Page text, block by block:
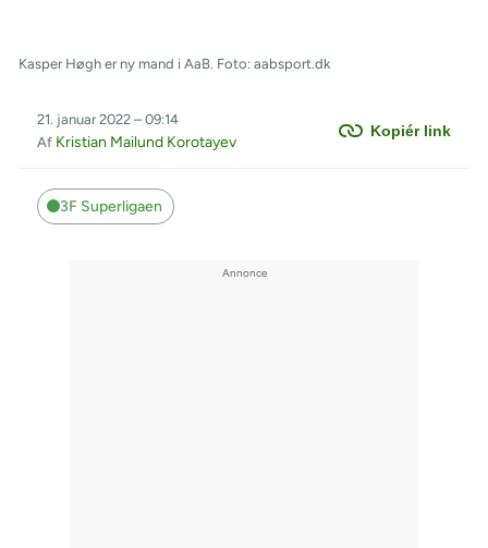
Kasper Høgh er ny mand i AaB. Foto: aabsport.dk
Kopiér link
21. januar 2022 – 09:14
Af Kristian Mailund Korotayev
3F Superligaen